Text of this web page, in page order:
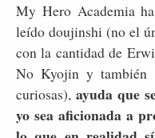
My Hero Academia
leído doujinshi (no el
con la cantidad de
No Kyojin y también
curiosas),ayuda que
yo sea aficionada a